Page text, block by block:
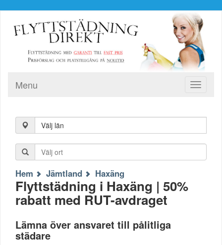
Toggle
Menu
Välj län
Hem Jämtland Haxäng
Flyttstädning i Haxäng | 50%
rabatt med RUT-avdraget
Lämna över ansvaret till pålitliga
städare